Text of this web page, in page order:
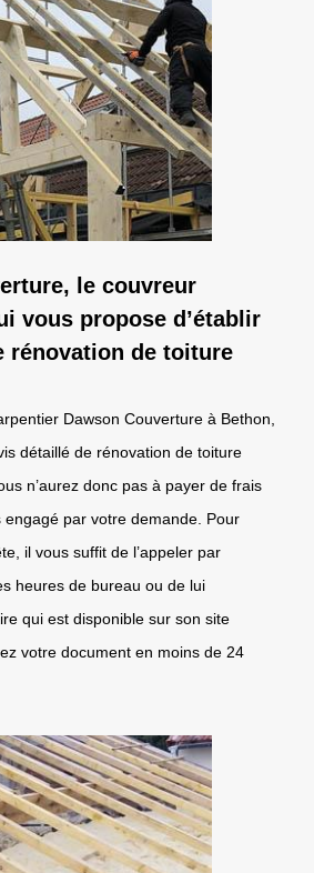
le couvreur
vous propose d’établir
rénovation de toiture
Dawson Couverture à Bethon,
détaillé de rénovation de toiture
n’aurez donc pas à payer de frais
par votre demande. Pour
il vous suffit de l’appeler par
heures de bureau ou de lui
qui est disponible sur son site
votre document en moins de 24